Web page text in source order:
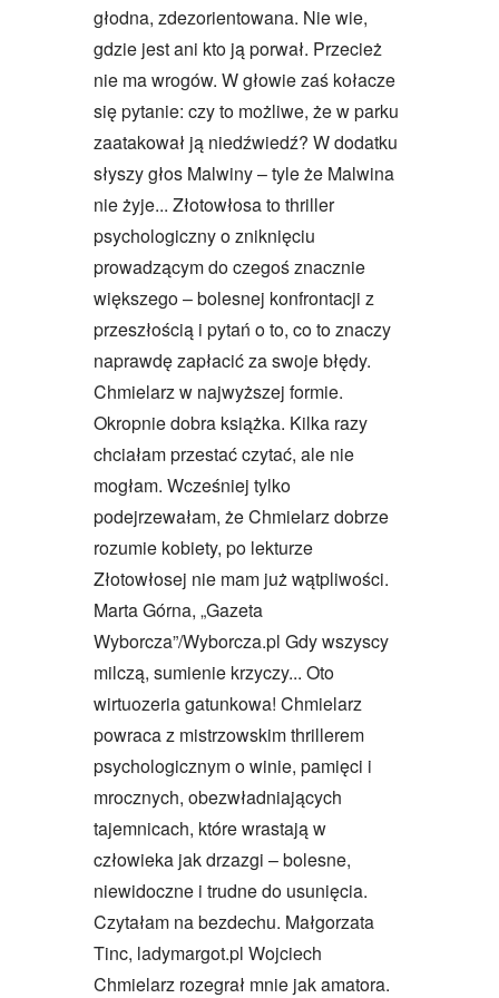
głodna, zdezorientowana. Nie wie,
gdzie jest ani kto ją porwał. Przecież
nie ma wrogów. W głowie zaś kołacze
się pytanie: czy to możliwe, że w parku
zaatakował ją niedźwiedź? W dodatku
słyszy głos Malwiny – tyle że Malwina
nie żyje... Złotowłosa to thriller
psychologiczny o zniknięciu
prowadzącym do czegoś znacznie
większego – bolesnej konfrontacji z
przeszłością i pytań o to, co to znaczy
naprawdę zapłacić za swoje błędy.
Chmielarz w najwyższej formie.
Okropnie dobra książka. Kilka razy
chciałam przestać czytać, ale nie
mogłam. Wcześniej tylko
podejrzewałam, że Chmielarz dobrze
rozumie kobiety, po lekturze
Złotowłosej nie mam już wątpliwości.
Marta Górna, „Gazeta
Wyborcza”/Wyborcza.pl Gdy wszyscy
milczą, sumienie krzyczy... Oto
wirtuozeria gatunkowa! Chmielarz
powraca z mistrzowskim thrillerem
psychologicznym o winie, pamięci i
mrocznych, obezwładniających
tajemnicach, które wrastają w
człowieka jak drzazgi – bolesne,
niewidoczne i trudne do usunięcia.
Czytałam na bezdechu. Małgorzata
Tinc, ladymargot.pl Wojciech
Chmielarz rozegrał mnie jak amatora.